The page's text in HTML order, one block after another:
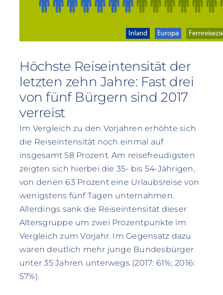
Höchste Reiseintensität der
letzten zehn Jahre: Fast drei
von fünf Bürgern sind 2017
verreist
Im Vergleich zu den Vorjahren erhöhte sich
die Reiseintensität noch einmal auf
insgesamt 58 Prozent. Am reisefreudigsten
zeigten sich hierbei die 35- bis 54-Jährigen,
von denen 63 Prozent eine Urlaubsreise von
wenigstens fünf Tagen unternahmen.
Allerdings sank die Reiseintensität dieser
Altersgruppe um zwei Prozentpunkte im
Vergleich zum Vorjahr. Im Gegensatz dazu
waren deutlich mehr junge Bundesbürger
unter 35 Jahren unterwegs (2017: 61%; 2016:
57%).